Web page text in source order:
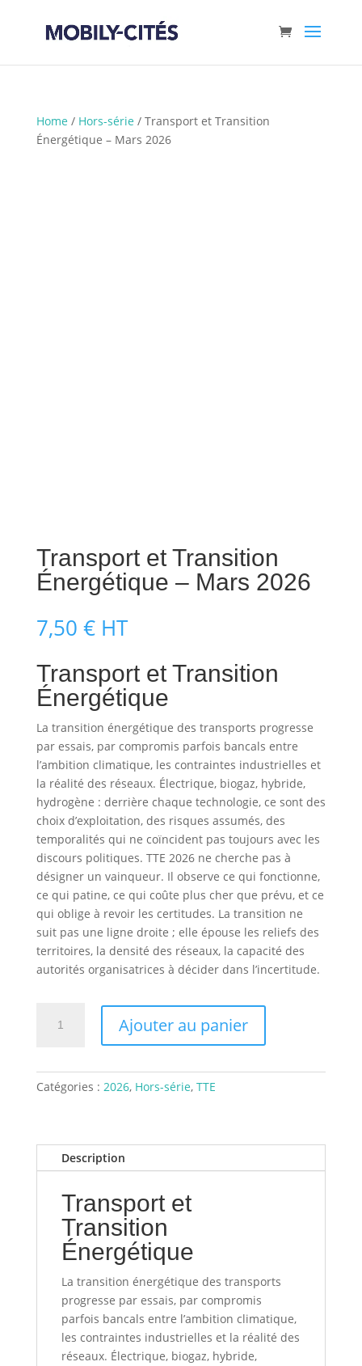
Home/ Hors-série/ Transport et Transition
Énergétique – Mars 2026
Transport et Transition
Énergétique – Mars 2026
7,50 € HT
Transport et Transition
Énergétique
La transition énergétique des transports progresse
par essais, par compromis parfois bancals entre
l’ambition climatique, les contraintes industrielles et
la réalité des réseaux. Électrique, biogaz, hybride,
hydrogène : derrière chaque technologie, ce sont des
choix d’exploitation, des risques assumés, des
temporalités qui ne coïncident pas toujours avec les
discours politiques. TTE 2026 ne cherche pas à
désigner un vainqueur. Il observe ce qui fonctionne,
ce qui patine, ce qui coûte plus cher que prévu, et ce
qui oblige à revoir les certitudes. La transition ne
suit pas une ligne droite ; elle épouse les reliefs des
territoires, la densité des réseaux, la capacité des
autorités organisatrices à décider dans l’incertitude.
Transition
Mars
Ajouter au panier
Catégories : 2026, Hors-série, TTE
Description
Transport et
Transition
Énergétique
La transition énergétique des transports
progresse par essais, par compromis
parfois bancals entre l’ambition climatique,
les contraintes industrielles et la réalité des
réseaux. Électrique, biogaz, hybride,